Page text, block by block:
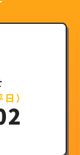
）